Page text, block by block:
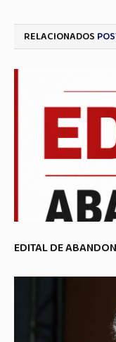
RELACIONADOS
EDITAL DE